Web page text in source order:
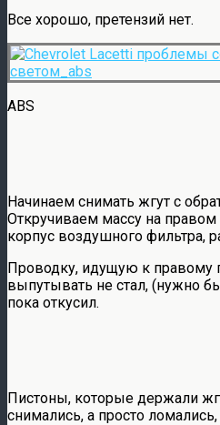
Все хорошо, претензий нет.
ABS
Начинаем снимать жгут с
Откручиваем массу на
корпус воздушного фильтра,
Проводку, идущую к правому
выпутывать не стал, (нужно
пока откусил.
Пистоны, которые держали
снимались, а просто ломались,